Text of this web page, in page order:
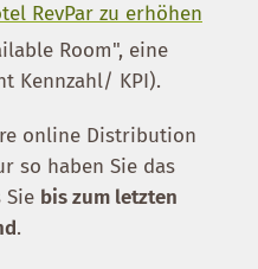
RevPar zu erhöhen
Room", eine
Kennzahl/ KPI).
online Distribution
so haben Sie das
Sie bis zum letzten
.